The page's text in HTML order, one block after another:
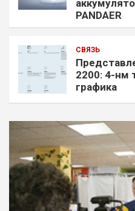
PANDAER
СВЯЗЬ
2200: 4-нм
графика